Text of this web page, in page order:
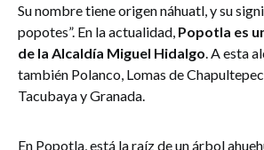
Su nombre tiene origen náhuatl, y su
popotes”. En la actualidad, Popotla es
de la Alcaldía Miguel Hidalgo. A esta
también Polanco, Lomas de
Tacubaya y Granada.
En Popotla, está la raíz de un árbol